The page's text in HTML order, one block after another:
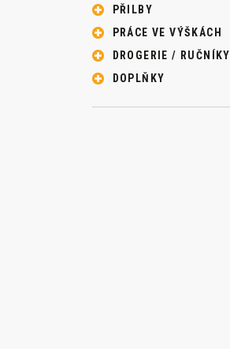
PŘILBY
PRÁCE VE VÝŠKÁCH
DROGERIE / RUČNÍKY
DOPLŇKY